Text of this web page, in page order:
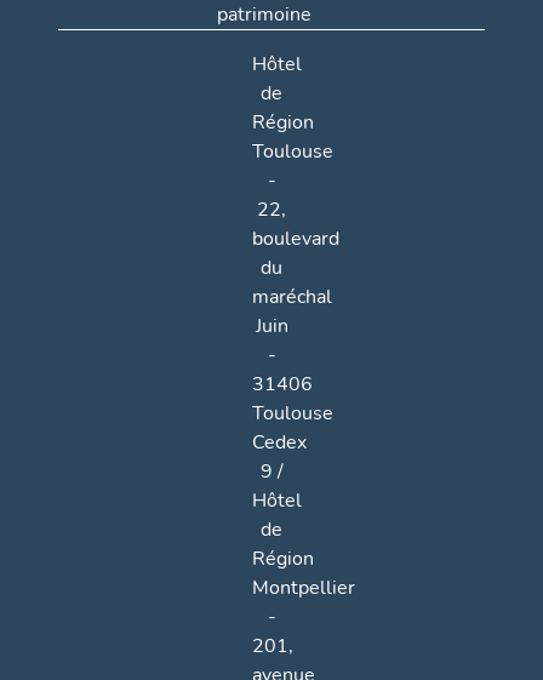
patrimoine
Hôtel
de
Région
Toulouse
-
22,
boulevard
du
maréchal
Juin
-
31406
Toulouse
Cedex
9 /
Hôtel
de
Région
Montpellier
-
201,